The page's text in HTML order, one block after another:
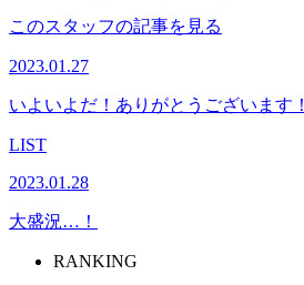
このスタッフの記事を見る
2023.01.27
いよいよだ！ありがとうございます！
LIST
2023.01.28
大盛況…！
RANKING